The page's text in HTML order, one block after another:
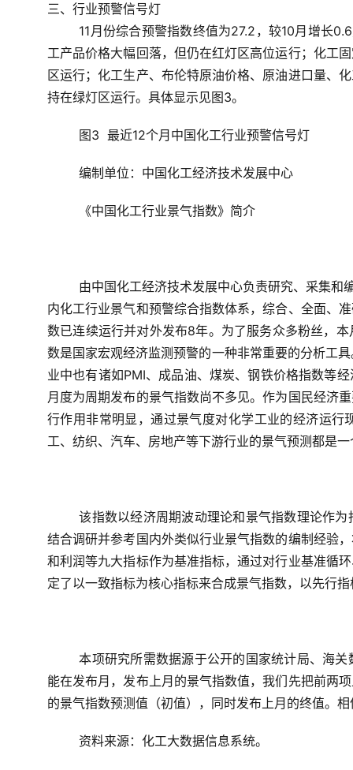
三、行业预警信号灯
11月份综合预警指数终值为27.2，较10月增长
工产品价格大幅回落，但仍在红灯区高位运行；化工
区运行；化工生产、布伦特原油价格、原油进口量、
持在绿灯区运行。具体显示见图3。
图3  最近12个月中国化工行业预警信号灯
编制单位：中国化工经济技术发展中心
《中国化工行业景气指数》简介
由中国化工经济技术发展中心负责研究、采集和
内化工行业景气和预警综合指数体系，综合、全面、
数已连续运行并对外发布8年。为了服务众多粉丝，
数是国家宏观经济监测预警的一种非常重要的分析工
业中也有诸如PMI、成品油、煤炭、钢铁价格指数等
月度为周期发布的景气指数尚不多见。作为国民经济
行作用非常明显，通过景气度对化学工业的经济运
工、纺织、汽车、房地产等下游行业的景气预测都是
该指数以经济周期波动理论和景气指数理论作
结合调研并参考国内外类似行业景气指数的编制经验
和利润等九大指标作为基准指标，通过对行业基准循
定了以一致指标为核心指标来合成景气指数，以先行
本项研究所需数据源于公开的国家统计局、海
能在发布月，发布上月的景气指数值，我们先把前两
的景气指数预测值（初值），同时发布上月的终值。
资料来源：化工大数据信息系统。